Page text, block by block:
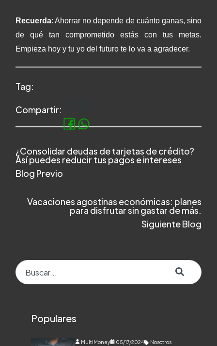
Recuerda: Ahorrar no depende de cuánto ganas, sino
de qué tan comprometido estás con tus metas.
Empieza hoy y tu yo del futuro te lo va a agradecer.
Tag:
Compartir:
¿Consolidar deudas de tarjetas de crédito?
Así puedes reducir tus pagos e intereses
Blog Previo
Vacaciones agostinas económicas: planes
para disfrutar sin gastar de más.
Siguiente Blog
Esto es un campo de búsqueda con una función de texto
Populares
MultiMoney 05/17/2024 Nosotros